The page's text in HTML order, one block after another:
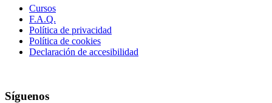
Cursos
F.A.Q.
Política de privacidad
Política de cookies
Declaración de accesibilidad
Síguenos